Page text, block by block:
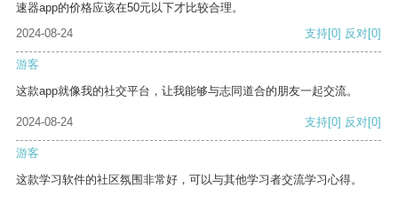
速器app的价格应该在50元以下才比较合理。
2024-08-24
支持[0] 反对[0]
游客
这款app就像我的社交平台，让我能够与志同道合的朋友一起交流。
2024-08-24 支持[0] 反对[0]
游客
这款学习软件的社区氛围非常好，可以与其他学习者交流学习心得。